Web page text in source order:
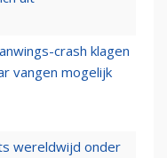
crash klagen
vangen mogelijk
wereldwijd onder